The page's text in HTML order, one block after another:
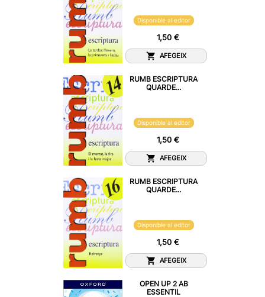
Disponible al editor
1,50 €
AFEGEIX
RUMB ESCRIPTURA
QUARDE...
Disponible al editor
1,50 €
AFEGEIX
RUMB ESCRIPTURA
QUARDE...
Disponible al editor
1,50 €
AFEGEIX
OPEN UP 2 AB
ESSENTIL